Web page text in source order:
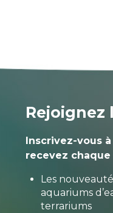
Inscrivez-vous
recevez chaque
Les
aquariums
terrariums